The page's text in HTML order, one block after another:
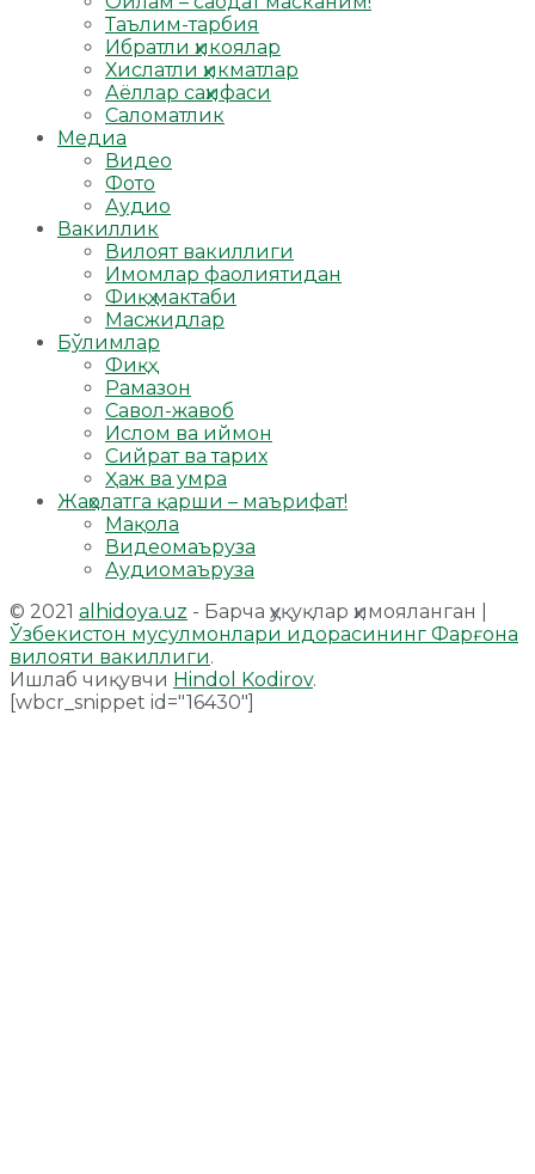
Таълим-тарбия
Ибратли ҳикоялар
Хислатли ҳикматлар
Аёллар саҳифаси
Саломатлик
Медиа
Видео
Фото
Аудио
Вакиллик
Вилоят вакиллиги
Имомлар фаолиятидан
Фиқҳ мактаби
Масжидлар
Бўлимлар
Фиқҳ
Рамазон
Савол-жавоб
Ислом ва иймон
Сийрат ва тарих
Ҳаж ва умра
Жаҳолатга қарши – маърифат!
Мақола
Видеомаъруза
Аудиомаъруза
© 2021 alhidoya.uz - Барча ҳуқуқлар ҳимояланган |
Ўзбекистон мусулмонлари идорасининг Фарғона
вилояти вакиллиги.
Ишлаб чиқувчи Hindol Kodirov.
[wbcr_snippet id="16430"]